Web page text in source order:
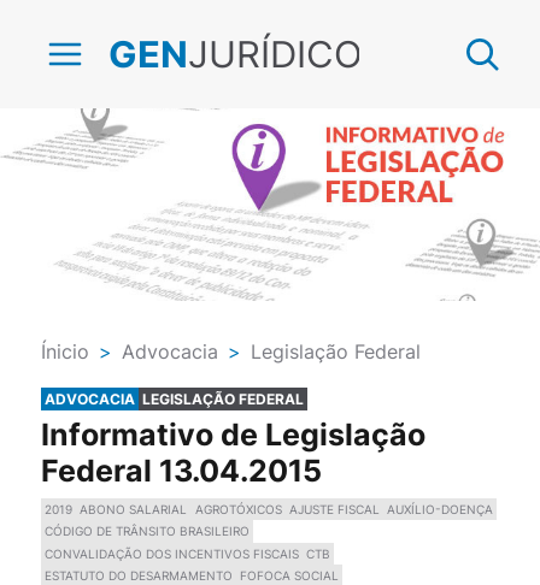
GENJURÍDICO
Ínicio > Advocacia > Legislação Federal
ADVOCACIA LEGISLAÇÃO FEDERAL
Informativo de Legislação
Federal 13.04.2015
2019 ABONO SALARIAL AGROTÓXICOS AJUSTE FISCAL
AUXÍLIO-DOENÇA
CÓDIGO DE TRÂNSITO BRASILEIRO
CONVALIDAÇÃO DOS INCENTIVOS FISCAIS CTB
ESTATUTO DO DESARMAMENTO
FOFOCA SOCIAL